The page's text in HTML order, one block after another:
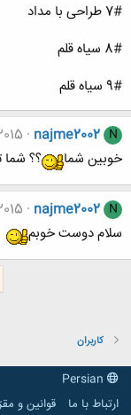
7# طراحی با مداد
8# سیاه قلم
9# سیاه قلم
N
najme2002
خوبین شما
؟؟
N
najme2002
سلام دوست خوبم
کاربران
ارتباط با ما
قوانین و